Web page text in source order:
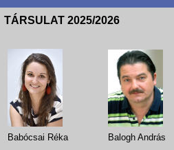
TÁRSULAT 2025/2026
Babócsai Réka Balogh András